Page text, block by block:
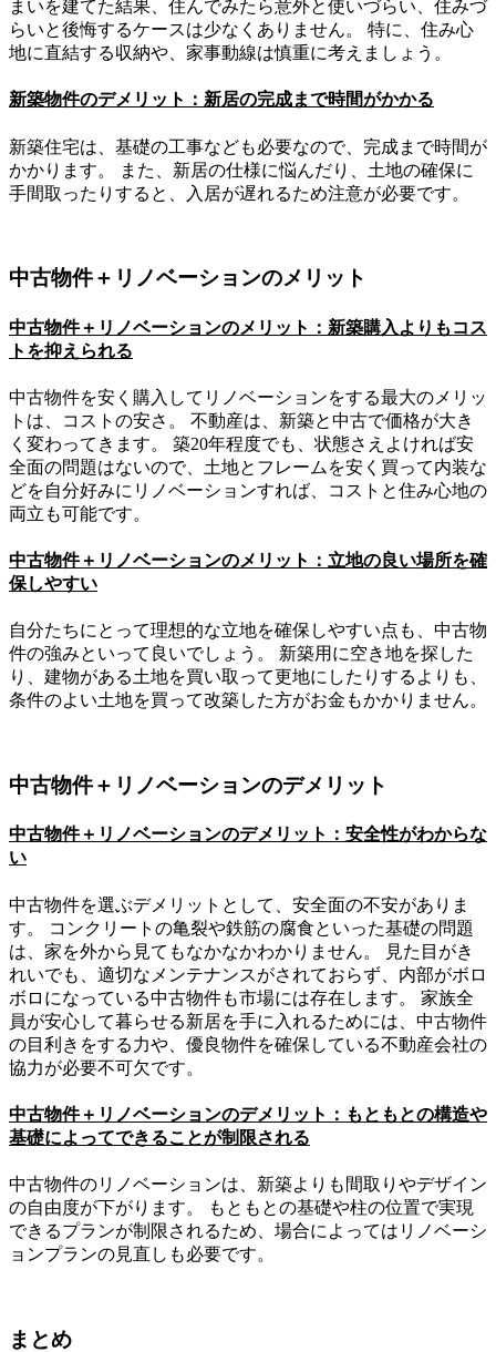
まいを建てた結果、住んでみたら意外と使いづらい、住みづ
らいと後悔するケースは少なくありません。 特に、住み心
地に直結する収納や、家事動線は慎重に考えましょう。
新築物件のデメリット：新居の完成まで時間がかかる
新築住宅は、基礎の工事なども必要なので、完成まで時間が
かかります。 また、新居の仕様に悩んだり、土地の確保に
手間取ったりすると、入居が遅れるため注意が必要です。
中古物件＋リノベーションのメリット
中古物件＋リノベーションのメリット：新築購入よりもコス
トを抑えられる
中古物件を安く購入してリノベーションをする最大のメリッ
トは、コストの安さ。 不動産は、新築と中古で価格が大き
く変わってきます。 築20年程度でも、状態さえよければ安
全面の問題はないので、土地とフレームを安く買って内装な
どを自分好みにリノベーションすれば、コストと住み心地の
両立も可能です。
中古物件＋リノベーションのメリット：立地の良い場所を確
保しやすい
自分たちにとって理想的な立地を確保しやすい点も、中古物
件の強みといって良いでしょう。 新築用に空き地を探した
り、建物がある土地を買い取って更地にしたりするよりも、
条件のよい土地を買って改築した方がお金もかかりません。
中古物件＋リノベーションのデメリット
中古物件＋リノベーションのデメリット：安全性がわからな
い
中古物件を選ぶデメリットとして、安全面の不安がありま
す。 コンクリートの亀裂や鉄筋の腐食といった基礎の問題
は、家を外から見てもなかなかわかりません。 見た目がき
れいでも、適切なメンテナンスがされておらず、内部がボロ
ボロになっている中古物件も市場には存在します。 家族全
員が安心して暮らせる新居を手に入れるためには、中古物件
の目利きをする力や、優良物件を確保している不動産会社の
協力が必要不可欠です。
中古物件＋リノベーションのデメリット：もともとの構造や
基礎によってできることが制限される
中古物件のリノベーションは、新築よりも間取りやデザイン
の自由度が下がります。 もともとの基礎や柱の位置で実現
できるプランが制限されるため、場合によってはリノベーシ
ョンプランの見直しも必要です。
まとめ